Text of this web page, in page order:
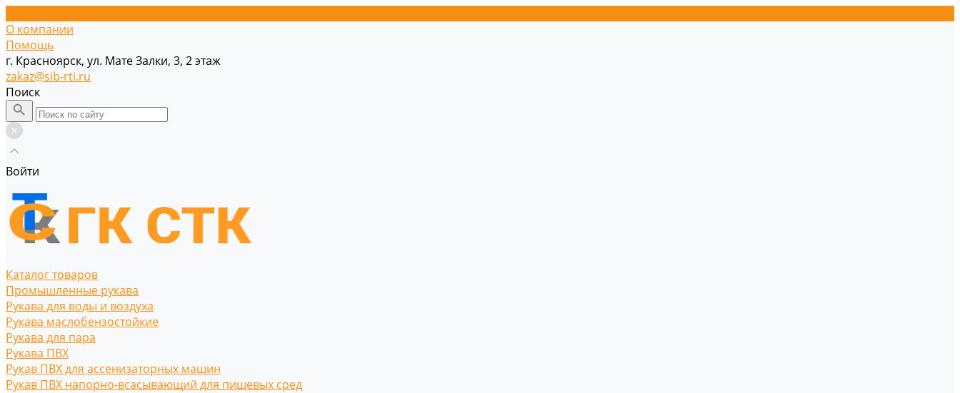
О компании
Помощь
г. Красноярск, ул. Мате Залки, 3, 2 этаж
zakaz@sib-rti.ru
Поиск
Войти
Каталог товаров
Промышленные рукава
Рукава для воды и воздуха
Рукава маслобензостойкие
Рукава для пара
Рукава ПВХ
Рукав ПВХ для ассенизаторных машин
Рукав ПВХ напорно-всасывающий для пищевых сред